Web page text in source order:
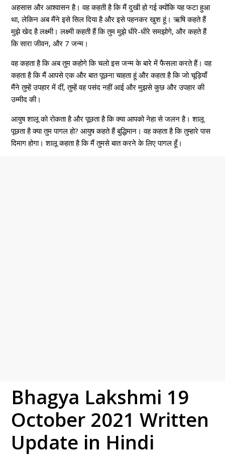
अहसास और आश्वासन है। वह कहती है कि मैं दुखी हो गई क्योंकि यह फटा हुआ
था, लेकिन अब मैंने इसे सिल दिया है और इसे पहनकर खुश हूं। ऋषि कहते हैं
मुझे खेद है लक्ष्मी। लक्ष्मी कहती हैं कि तुम मुझे धीरे-धीरे समझोगे, और कहते हैं
कि सारा जीवन, और 7 जन्म।
वह कहता है कि अब तुम कहोगे कि चलो इस जन्म के बारे में फैसला करते हैं। वह
कहता है कि मैं आपसे एक और बात पूछना चाहता हूं और कहता है कि जो चूड़ियाँ
मैंने तुम्हें उपहार में दीं, तुम्हें वह पसंद नहीं आई और मुझसे कुछ और उपहार की
उम्मीद की।
आयुष शालू को रोकता है और पूछता है कि क्या आपको नेहा से जलन है। शालू
पूछता है क्या तुम पागल हो? आयुष कहते हैं बुद्धिमान। वह कहता है कि तुम्हारे पास
दिमाग होगा। शालू कहता है कि मैं तुमसे बात करने के लिए पागल हूँ।
Bhagya Lakshmi 19
October 2021 Written
Update in Hindi